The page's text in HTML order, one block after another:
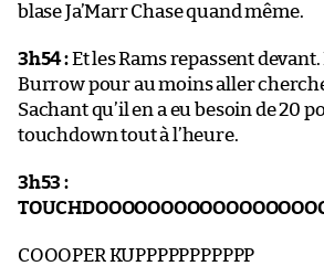
blase Ja’Marr Chase quand même.
3h54 :Et les Rams repassent devant.
Burrow pour au moins aller
Sachant qu’il en a eu besoin de 20
touchdown tout à l’heure.
3h53 :
COOOPER KUPPPPPPPPPPP